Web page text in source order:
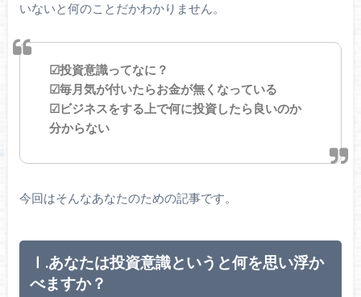
いないと何のことだかわかりません。
☑投資意識ってなに？
☑毎月気が付いたらお金が無くなっている
☑ビジネスをする上で何に投資したら良いのか
分からない
今回はそんなあなたのための記事です。
Ⅰ.あなたは投資意識というと何を思い浮か
べますか？